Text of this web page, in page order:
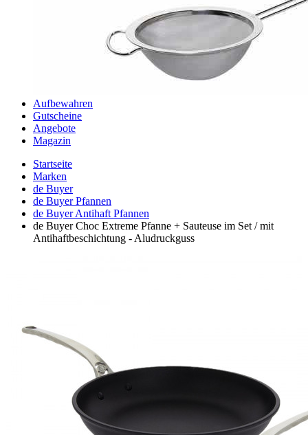
Aufbewahren
Gutscheine
Angebote
Magazin
Startseite
Marken
de Buyer
de Buyer Pfannen
de Buyer Antihaft Pfannen
de Buyer Choc Extreme Pfanne + Sauteuse im Set / mit
Antihaftbeschichtung - Aludruckguss